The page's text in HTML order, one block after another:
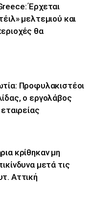
Έρχεται
μελτεμιού και
θα
Προφυλακιστέοι
ο εργολάβος
κρίθηκαν μη
μετά τις
Αττική